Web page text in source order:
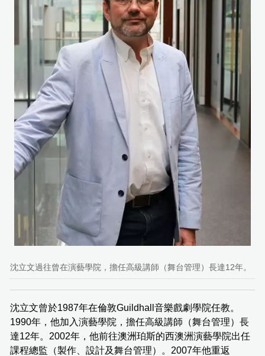
沈立文過往曾在演藝學院，擔任高級講師（舞台管理）長達12年。
沈立文曾於1987年在倫敦Guildhall音樂戲劇學院任教。
1990年，他加入演藝學院，擔任高級講師（舞台管理）長
達12年。2002年，他前往澳洲珀斯的西澳洲演藝學院出任
課程總監（製作、設計及舞台管理）。2007年他重返